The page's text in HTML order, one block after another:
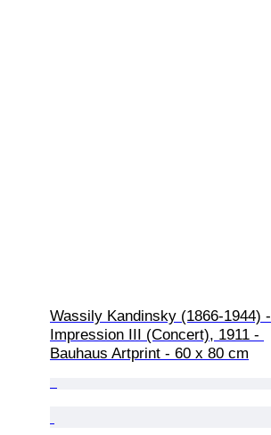
Wassily Kandinsky (1866-1944) -
Impression III (Concert), 1911 -
Bauhaus Artprint - 60 x 80 cm